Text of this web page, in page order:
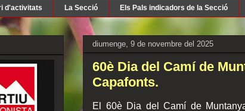
d'activitats La Secció Els Pals indicadors de la Secció
diumenge, 9 de novembre del 2025
60è Dia del Camí de
Capafonts.
El 60è Dia del Camí de